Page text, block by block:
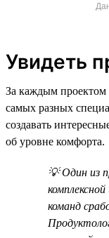
Увидеть
За каждым проектом
самых разных
создавать
об уровне комфорта.
💡 Один из
команд